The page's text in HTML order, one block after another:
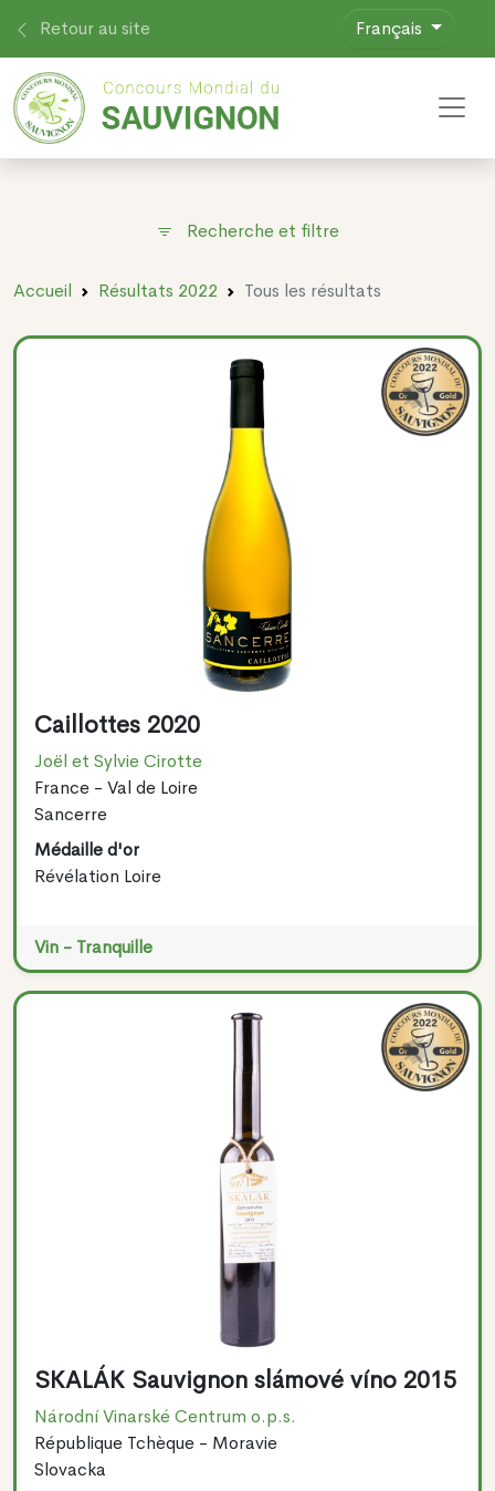
Retour au site Français
Recherche et filtre
Accueil Résultats 2022 Tous les résultats
Caillottes 2020
Joël et Sylvie Cirotte
France - Val de Loire
Sancerre
Médaille d'or
Révélation Loire
Vin - Tranquille
SKALÁK Sauvignon slámové víno 2015
Národní Vinarské Centrum o.p.s.
République Tchèque - Moravie
Slovacka